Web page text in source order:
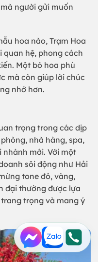
người gửi muốn
hoa nào, Trạm Hoa
quan hệ, phong cách
Một bó hoa phù
mà còn giúp lời chúc
nhớ hơn.
trọng trong các dịp
nhà hàng, spa,
mới. Với một
sôi động như Hải
tone đỏ, vàng,
đại thường được lựa
trọng và mang ý